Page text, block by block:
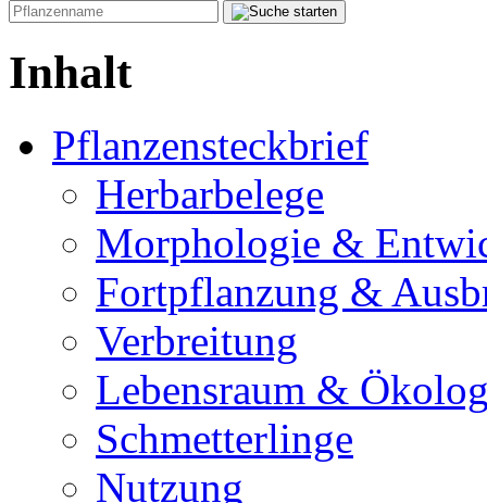
Inhalt
Pflanzensteckbrief
Herbarbelege
Morphologie &
Fortpflanzung &
Verbreitung
Lebensraum &
Schmetterlinge
Nutzung